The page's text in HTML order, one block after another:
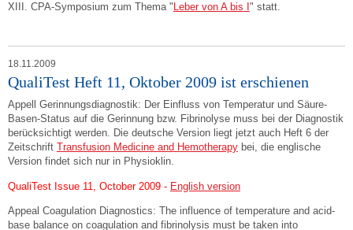
XIII. CPA-Symposium zum Thema " Leber von A bis I " statt.
18.11.2009
QualiTest Heft 11, Oktober 2009 ist erschienen
Appell Gerinnungsdiagnostik: Der Einfluss von Temperatur und Säure-
Basen-Status auf die Gerinnung bzw. Fibrinolyse muss bei der Diagnostik
berücksichtigt werden. Die deutsche Version liegt jetzt auch Heft 6 der
Zeitschrift Transfusion Medicine and Hemotherapybei, die englische
Version findet sich nur in Physioklin.
QualiTest Issue 11, October 2009 - English version
Appeal Coagulation Diagnostics: The influence of temperature and acid-
base balance on coagulation and fibrinolysis must be taken into